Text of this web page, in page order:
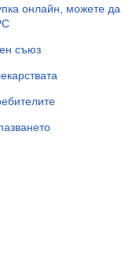
онлайн, можете да
съюз